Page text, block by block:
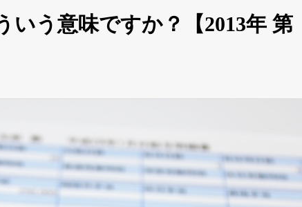
いう意味ですか？【2013年 第